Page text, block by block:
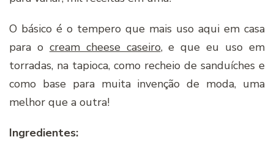
O básico é o tempero que mais uso aqui em casa
para o cream cheese caseiro, e que eu uso em
torradas, na tapioca, como recheio de sanduíches e
como base para muita invenção de moda, uma
melhor que a outra!
Ingredientes: